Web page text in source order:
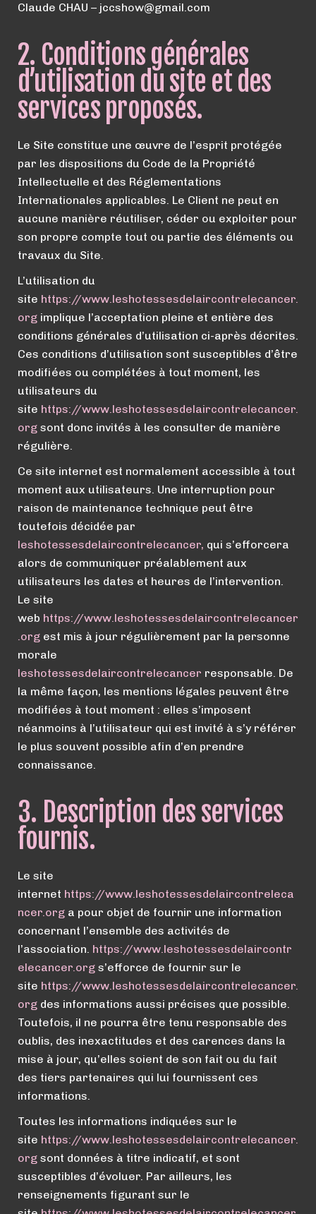
Claude CHAU – jccshow@gmail.com
2. Conditions générales
d’utilisation du site et des
services proposés.
Le Site constitue une œuvre de l’esprit protégée
par les dispositions du Code de la Propriété
Intellectuelle et des Réglementations
Internationales applicables. Le Client ne peut en
aucune manière réutiliser, céder ou exploiter pour
son propre compte tout ou partie des éléments ou
travaux du Site.
L’utilisation du
site https://www.leshotessesdelaircontrelecancer.
org implique l’acceptation pleine et entière des
conditions générales d’utilisation ci-après décrites.
Ces conditions d’utilisation sont susceptibles d’être
modifiées ou complétées à tout moment, les
utilisateurs du
site https://www.leshotessesdelaircontrelecancer.
org sont donc invités à les consulter de manière
régulière.
Ce site internet est normalement accessible à tout
moment aux utilisateurs. Une interruption pour
raison de maintenance technique peut être
toutefois décidée par
leshotessesdelaircontrelecancer, qui s’efforcera
alors de communiquer préalablement aux
utilisateurs les dates et heures de l’intervention.
Le site
web https://www.leshotessesdelaircontrelecancer
.org est mis à jour régulièrement par la personne
morale
leshotessesdelaircontrelecancer responsable. De
la même façon, les mentions légales peuvent être
modifiées à tout moment : elles s’imposent
néanmoins à l’utilisateur qui est invité à s’y référer
le plus souvent possible afin d’en prendre
connaissance.
3. Description des services
fournis.
Le site
internet https://www.leshotessesdelaircontreleca
ncer.org a pour objet de fournir une information
concernant l’ensemble des activités de
l’association. https://www.leshotessesdelaircontr
elecancer.org s’efforce de fournir sur le
site https://www.leshotessesdelaircontrelecancer.
org des informations aussi précises que possible.
Toutefois, il ne pourra être tenu responsable des
oublis, des inexactitudes et des carences dans la
mise à jour, qu’elles soient de son fait ou du fait
des tiers partenaires qui lui fournissent ces
informations.
Toutes les informations indiquées sur le
site https://www.leshotessesdelaircontrelecancer.
org sont données à titre indicatif, et sont
susceptibles d’évoluer. Par ailleurs, les
renseignements figurant sur le